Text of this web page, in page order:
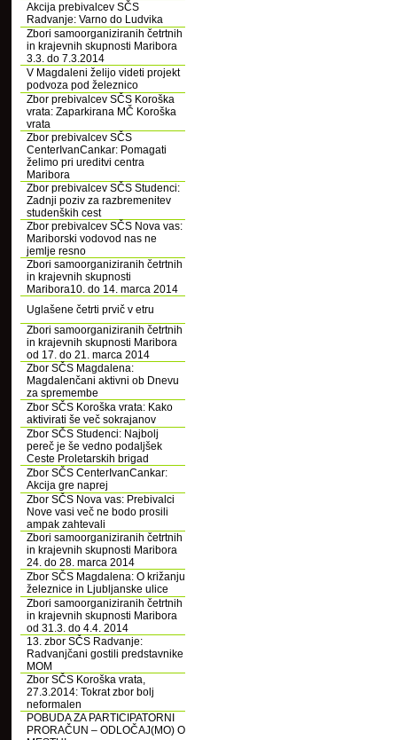
Akcija prebivalcev SČS
Radvanje: Varno do Ludvika
Zbori samoorganiziranih četrtnih
in krajevnih skupnosti Maribora
3.3. do 7.3.2014
V Magdaleni želijo videti projekt
podvoza pod železnico
Zbor prebivalcev SČS Koroška
vrata: Zaparkirana MČ Koroška
vrata
Zbor prebivalcev SČS
CenterIvanCankar: Pomagati
želimo pri ureditvi centra
Maribora
Zbor prebivalcev SČS Studenci:
Zadnji poziv za razbremenitev
studenških cest
Zbor prebivalcev SČS Nova vas:
Mariborski vodovod nas ne
jemlje resno
Zbori samoorganiziranih četrtnih
in krajevnih skupnosti
Maribora10. do 14. marca 2014
Uglašene četrti prvič v etru
Zbori samoorganiziranih četrtnih
in krajevnih skupnosti Maribora
od 17. do 21. marca 2014
Zbor SČS Magdalena:
Magdalenčani aktivni ob Dnevu
za spremembe
Zbor SČS Koroška vrata: Kako
aktivirati še več sokrajanov
Zbor SČS Studenci: Najbolj
pereč je še vedno podaljšek
Ceste Proletarskih brigad
Zbor SČS CenterIvanCankar:
Akcija gre naprej
Zbor SČS Nova vas: Prebivalci
Nove vasi več ne bodo prosili
ampak zahtevali
Zbori samoorganiziranih četrtnih
in krajevnih skupnosti Maribora
24. do 28. marca 2014
Zbor SČS Magdalena: O križanju
železnice in Ljubljanske ulice
Zbori samoorganiziranih četrtnih
in krajevnih skupnosti Maribora
od 31.3. do 4.4. 2014
13. zbor SČS Radvanje:
Radvanjčani gostili predstavnike
MOM
Zbor SČS Koroška vrata,
27.3.2014: Tokrat zbor bolj
neformalen
POBUDA ZA PARTICIPATORNI
PRORAČUN – ODLOČAJ(MO) O